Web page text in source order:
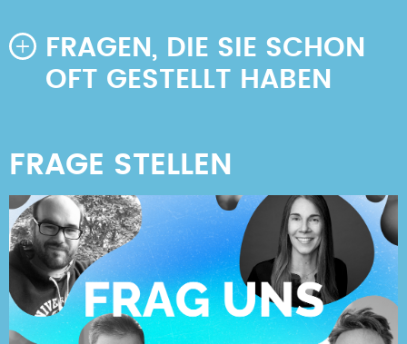
FRAGEN, DIE SIE SCHON
OFT GESTELLT HABEN